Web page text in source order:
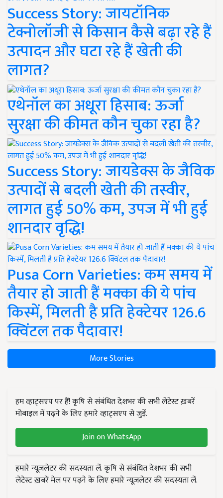
Success Story: जायटॉनिक
टेक्नोलॉजी से किसान कैसे बढ़ा रहे हैं
उत्पादन और घटा रहे हैं खेती की
लागत?
एथेनॉल का अधूरा हिसाब: ऊर्जा
सुरक्षा की कीमत कौन चुका रहा है?
Success Story: जायडेक्स के जैविक
उत्पादों से बदली खेती की तस्वीर,
लागत हुई 50% कम, उपज में भी हुई
शानदार वृद्धि!
Pusa Corn Varieties: कम समय में
तैयार हो जाती हैं मक्का की ये पांच
किस्में, मिलती है प्रति हेक्टेयर 126.6
क्विंटल तक पैदावार!
More Stories
हम व्हाट्सएप पर हैं! कृषि से संबंधित देशभर की सभी लेटेस्ट ख़बरें
मोबाइल में पढ़ने के लिए हमारे व्हाट्सएप से जुड़ें.
Join on WhatsApp
हमारे न्यूज़लेटर की सदस्यता लें. कृषि से संबंधित देशभर की सभी
लेटेस्ट ख़बरें मेल पर पढ़ने के लिए हमारे न्यूज़लेटर की सदस्यता लें.